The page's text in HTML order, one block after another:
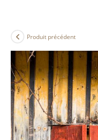
Produit précédent